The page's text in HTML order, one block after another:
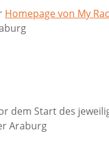
Homepage von My
dem Start des
Araburg